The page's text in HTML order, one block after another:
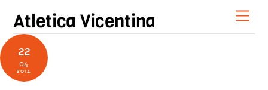
content
Atletica Vicentina
22
04
2014